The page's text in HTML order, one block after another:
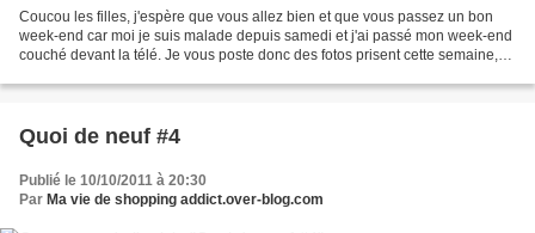
Coucou les filles, j'espère que vous allez bien et que vous passez un bon
week-end car moi je suis malade depuis samedi et j'ai passé mon week-end
couché devant la télé. Je vous poste donc des fotos prisent cette semaine,
Quoi de neuf #4
Publié le 10/10/2011 à 20:30
Par Ma vie de shopping addict.over-blog.com